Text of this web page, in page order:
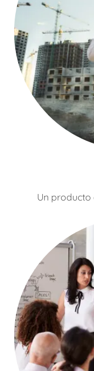
Un producto